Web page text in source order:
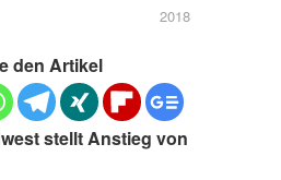
2018
den Artikel
stellt Anstieg von